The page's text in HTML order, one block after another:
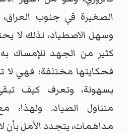
الصغيرة في جنوب
وسهل الاصطياد، لذلك لا
كثير من الجهد للإمساك
فحكايتها مختلفة؛ فهي لا
بسهولة، وتعرف كيف
متناول الصياد.
مداهمات، يتجدد الأمل بأن